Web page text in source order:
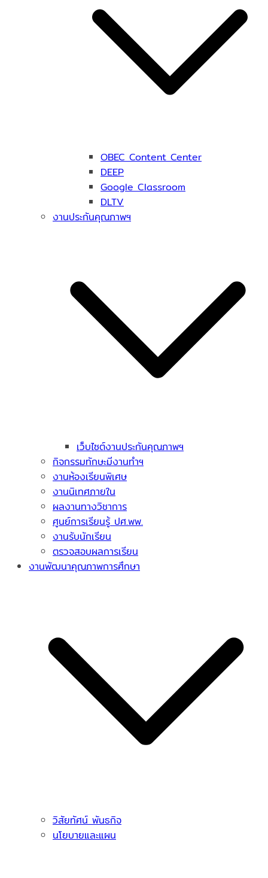
OBEC Content Center
DEEP
Google Classroom
DLTV
งานประกันคุณภาพฯ
เว็บไซต์งานประกันคุณภาพฯ
กิจกรรมทักษะมีงานทำฯ
งานห้องเรียนพิเศษ
งานนิเทศภายใน
ผลงานทางวิชาการ
ศูนย์การเรียนรู้ ปศ.พพ.
งานรับนักเรียน
ตรวจสอบผลการเรียน
งานพัฒนาคุณภาพการศึกษา
วิสัยทัศน์ พันธกิจ
นโยบายและแผน